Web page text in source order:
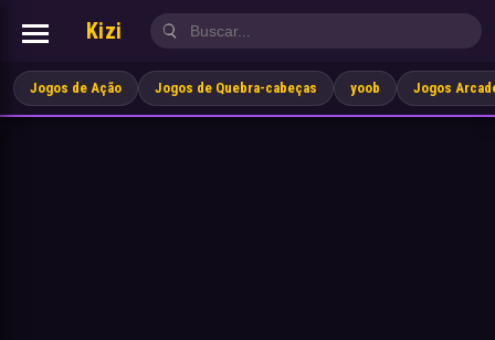
Kizi
Jogos de Ação Jogos de Quebra-cabeças yoob Jogos